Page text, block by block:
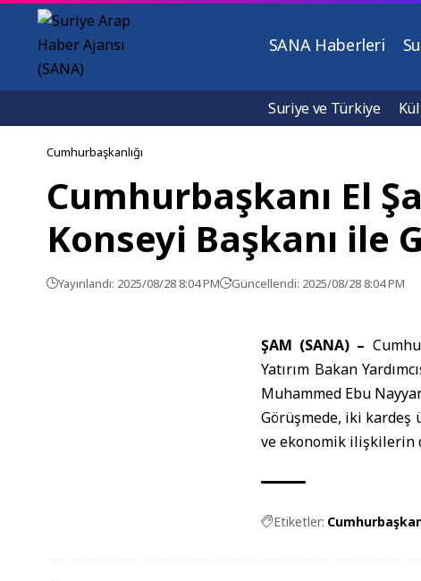
SANA Haberleri
Suriye ve Türkiye
Cumhurbaşkanlığı
Cumhurbaşkanı El
Konseyi Başkanı ile
Yayınlandı: 2025/08/28 8:04 PM Güncellendi: 2025/08/28 8:04 PM
ŞAM (SANA) –
Yatırım Bakan
Muhammed Ebu
Görüşmede, iki kardeş
ve ekonomik ilişkilerin
Etiketler: